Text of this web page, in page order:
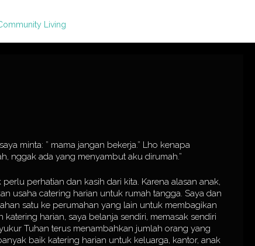
Living
minta: ” mama jangan bekerja.” Lho kenapa
nggak ada yang menyambut aku dirumah.”
perhatian dan kasih dari kita. Karena alasan anak,
usaha catering harian untuk rumah tangga. Saya dan
satu ke perumahan yang lain untuk membagikan
harian, saya belanja sendiri, memasak sendiri
Tuhan terus menambahkan jumlah orang yang
baik katering harian untuk keluarga, kantor, anak